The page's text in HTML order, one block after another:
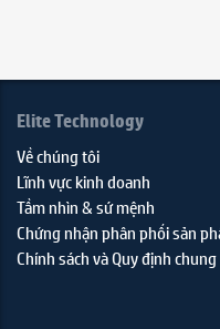
Elite Technology
Về chúng tôi
Lĩnh vực kinh doanh
Tầm nhìn & sứ mệnh
Chứng nhận phân phối sản
Chính sách và Quy định chung